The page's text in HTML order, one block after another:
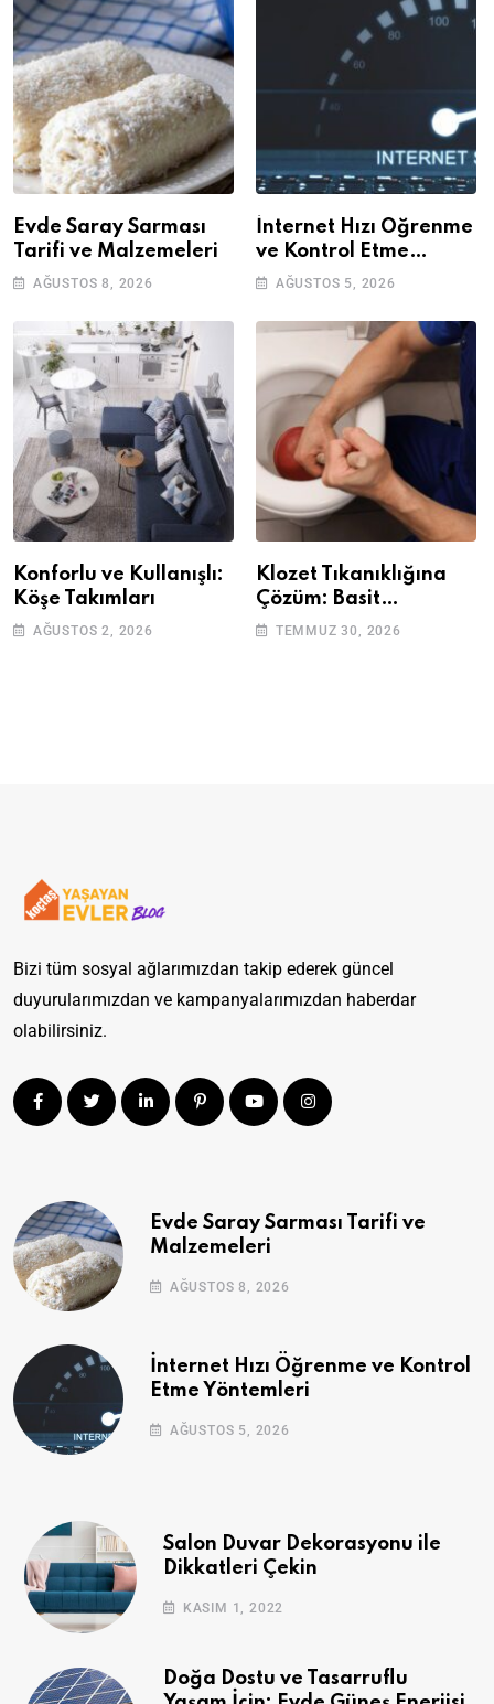
Evde Saray Sarması
Tarifi ve Malzemeleri
AĞUSTOS 8, 2026
İnternet Hızı Öğrenme
ve Kontrol Etme
Yöntemleri
AĞUSTOS 5, 2026
Konforlu ve Kullanışlı:
Köşe Takımları
AĞUSTOS 2, 2026
Klozet Tıkanıklığına
Çözüm: Basit
Adımlarla Klozetinizi
TEMMUZ 30, 2026
Bizi tüm sosyal ağlarımızdan takip ederek güncel
duyurularımızdan ve kampanyalarımızdan haberdar
olabilirsiniz.
Evde Saray Sarması Tarifi ve
Malzemeleri
AĞUSTOS 8, 2026
İnternet Hızı Öğrenme ve Kontrol
Etme Yöntemleri
AĞUSTOS 5, 2026
Salon Duvar Dekorasyonu ile
Dikkatleri Çekin
KASIM 1, 2022
Doğa Dostu ve Tasarruflu